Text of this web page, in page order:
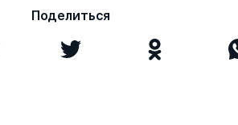
Поделиться